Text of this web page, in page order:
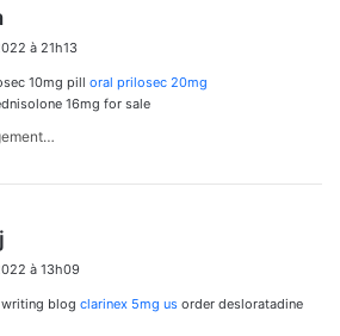
t
:
à 21h13
10mg pill oral prilosec 20mg
16mg for sale
t
à 13h09
blog clarinex 5mg us order desloratadine